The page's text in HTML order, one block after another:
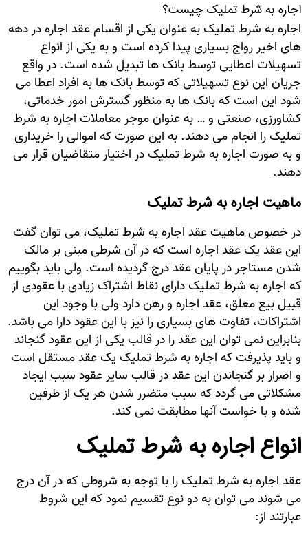
اجاره به شرط تملیک چیست؟
اجاره به شرط تملیک به عنوان یکی از اقسام عقد اجاره در دهه‌
های اخیر رواج بسیاری پیدا کرده است و به یکی از انواع
تسهیلات اعطایی توسط بانک‌ ها تبدیل شده‌ است. در واقع
جریان این نوع تسهیلاتی که توسط بانک ‌ها به افراد اعطا می‌
شود این است که بانک ‌ها به منظور گسترش امور خدماتی،
کشاورزی، صنعتی و … به عنوان موجر معاملات اجاره به شرط
تملیک را انجام می ‌دهند. به این صورت که اموالی را خریداری
و به‌ صورت اجاره به شرط تملیک در اختیار متقاضیان قرار می‌
دهند.
ماهیت اجاره به شرط تملیک
در خصوص ماهیت عقد اجاره به شرط تملیک، می توان گفت
این عقد یک عقد اجاره است که در آن شرطی مبنی بر مالک
شدن مستاجر در پایان عقد درج گردیده است. ولی باید بگوییم
که اجاره به شرط تملیک دارای نقاط اشتراک زیادی با عقودی از
قبیل بیع معلق، عقد اجاره و رهن دارد ولی با وجود این
اشتراکات، تفاوت های بسیاری را نیز با این عقود دارا می باشد.
بنابراین نمی توان این عقد را در قالب یکی از این عقود گنجاند
و باید پذیرفت که اجاره به شرط تملیک یک عقد مستقل است
و اصرار بر گنجاندن این عقد در قالب سایر عقود سبب ایجاد
مشکلاتی می گردد که سبب متضرر شدن هر یک از طرفین
شده و با خواست آنها مطابقت نمی کند.
انواع اجاره به شرط تملیک
عقد اجاره به شرط تملیک را با توجه به شروطی که در آن درج
می شوند می توان به دو نوع تقسیم نمود که این شروط
عبارتند از: